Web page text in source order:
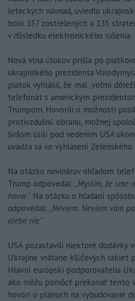
leteckých návnad, uviedlo
bolo 157 zostrelených a 135
v dôsledku elektronického rušenia.
Nová vlna útokov prišla po
ukrajinského prezidenta
piatok vyhlásil, že mal „veľmi
telefonát s americkým
Trumpom. Hovorili o možnosti
protivzdušnú obranu, možnej
širšom úsilí pod vedením USA
uvádza sa vo vyhlásení Zelenského.
Na otázku novinárov ohľadom
Trump odpovedal: „Myslím, že sme
hovor.“ Na otázku o hľadaní
odpovedal: „Neviem. Neviem vám
alebo nie.“
USA pozastavili niektoré dodávky
Ukrajine vrátane kľúčových rakiet
Hlavní európski podporovatelia
ako môžu pomôcť prekonať tento
hovorí o plánoch na vybudovanie